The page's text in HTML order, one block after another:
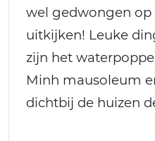
wel gedwongen op
uitkijken! Leuke
zijn het
Minh mausoleum
dichtbij de huizen